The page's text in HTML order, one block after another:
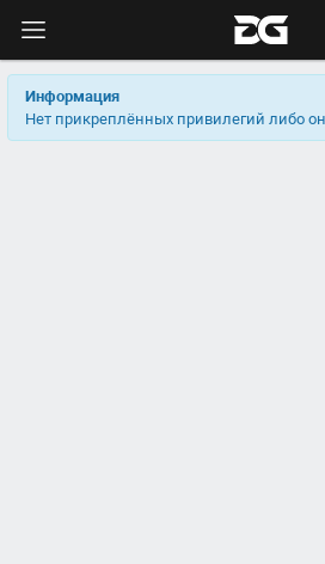
Информация
Нет прикреплённых привилегий либо